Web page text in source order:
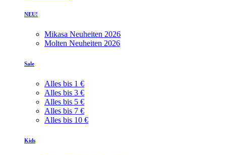
NEU!
Mikasa Neuheiten 2026
Molten Neuheiten 2026
Sale
Alles bis 1 €
Alles bis 3 €
Alles bis 5 €
Alles bis 7 €
Alles bis 10 €
Kids